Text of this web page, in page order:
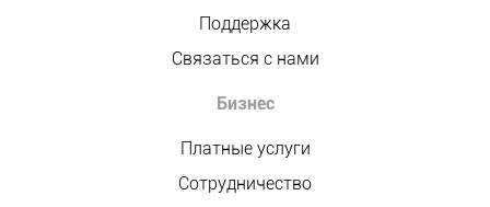
Поддержка
Связаться с нами
Бизнес
Платные услуги
Сотрудничество